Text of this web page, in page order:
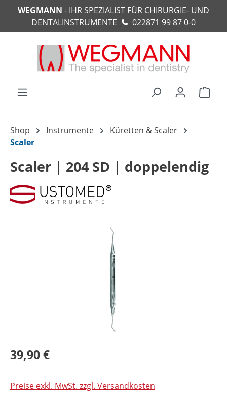
springen
WEGMANN - IHR SPEZIALIST FÜR CHIRURGIE- UND
DENTALINSTRUMENTE
022871 99 87 0-0
Shop Instrumente
Küretten & Scaler
Scaler
Scaler | 204 SD | doppelendig
Bildergalerie überspringen
39,90 €
Preise exkl. MwSt. zzgl. Versandkosten